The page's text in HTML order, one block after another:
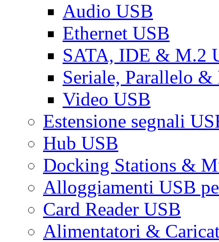
Audio USB
Ethernet USB
SATA, IDE & M.2
Seriale, Parallelo &
Video USB
Estensione segnali
Hub USB
Docking Stations &
Alloggiamenti USB
Card Reader USB
Alimentatori &